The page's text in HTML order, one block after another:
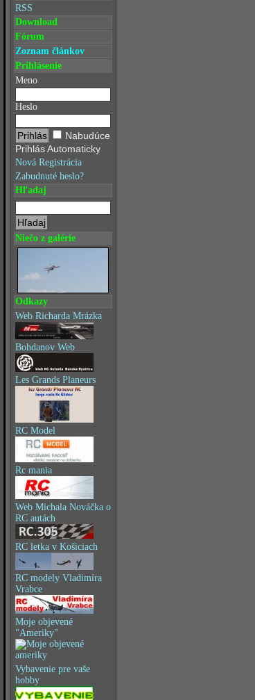
RSS
Download
Fórum
Zoznam článkov
Prihlásenie
Meno
Heslo
Nabudúce
Prihlás Automaticky
Nová Registrácia
Zabudnuté heslo?
Hľadaj
Niečo z galérie
Odkazy
Web Richarda Mrázka
Bohdanov Web
Les Grands Planeurs
RC Model
Rc mania
Web Michala Nováčka o
RC autách
RC letka v Košiciach
RC modely Vladimíra
Vrabce
Moje objevené
"Ameriky"
Vybavenie pre vaše
hobby